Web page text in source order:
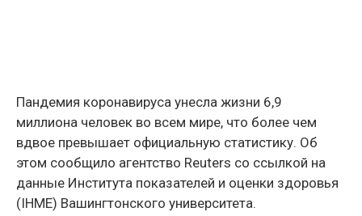
Пандемия коронавируса унесла жизни 6,9
миллиона человек во всем мире, что более чем
вдвое превышает официальную статистику. Об
этом сообщило агентство Reuters со ссылкой на
данные Института показателей и оценки здоровья
(IHME) Вашингтонского университета.